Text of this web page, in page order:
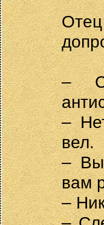
–
–
вел.
– Вы
вам
–